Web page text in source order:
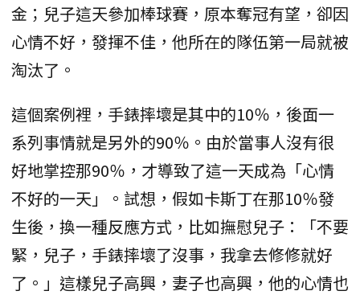
金；兒子這天參加棒球賽，原本奪冠有望，卻因
心情不好，發揮不佳，他所在的隊伍第一局就被
淘汰了。
這個案例裡，手錶摔壞是其中的10％，後面一
系列事情就是另外的90％。由於當事人沒有很
好地掌控那90％，才導致了這一天成為「心情
不好的一天」。試想，假如卡斯丁在那10％發
生後，換一種反應方式，比如撫慰兒子：「不要
緊，兒子，手錶摔壞了沒事，我拿去修修就好
了。」這樣兒子高興，妻子也高興，他的心情也